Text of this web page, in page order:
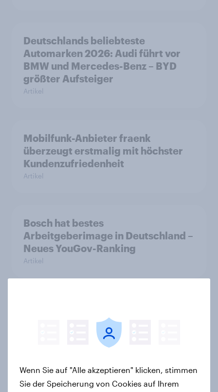
Deutschlands beliebteste
Automarken 2026: Audi führt vor
BMW und Mercedes-Benz – BYD
größter Aufsteiger
Artikel
Mobilfunk-Anbieter fraenk
überzeugt erstmalig mit höchster
Kundenzufriedenheit
Artikel
Bosch hat bestes
Arbeitgeberimage in Deutschland –
Neues YouGov-Ranking
Artikel
Florena ist Ranking-Sieger +++
Deutsche FMCG-Marken führen
Wenn Sie auf "Alle akzeptieren" klicken, stimmen
Sie der Speicherung von Cookies auf Ihrem